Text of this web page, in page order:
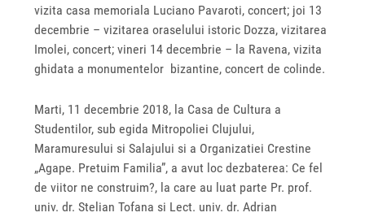
vizita casa memoriala Luciano Pavaroti, concert; joi 13
decembrie – vizitarea oraselului istoric Dozza, vizitarea
Imolei, concert; vineri 14 decembrie – la Ravena, vizita
ghidata a monumentelor bizantine, concert de colinde.
Marti, 11 decembrie 2018, la Casa de Cultura a
Studentilor, sub egida Mitropoliei Clujului,
Maramuresului si Salajului si a Organizatiei Crestine
„Agape. Pretuim Familia”, a avut loc dezbaterea: Ce fel
de viitor ne construim?, la care au luat parte Pr. prof.
univ. dr. Stelian Tofana si Lect. univ. dr. Adrian